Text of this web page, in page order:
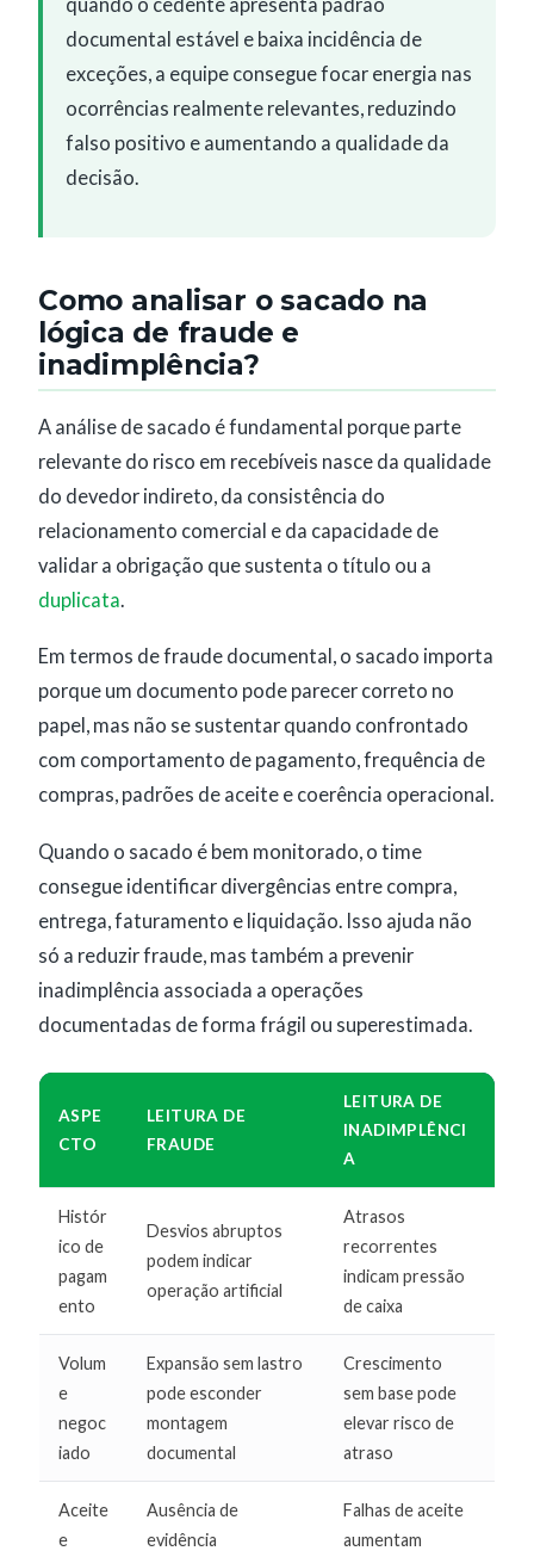
quando o cedente apresenta padrão
documental estável e baixa incidência de
exceções, a equipe consegue focar energia nas
ocorrências realmente relevantes, reduzindo
falso positivo e aumentando a qualidade da
decisão.
Como analisar o sacado na
lógica de fraude e
inadimplência?
A análise de sacado é fundamental porque parte
relevante do risco em recebíveis nasce da qualidade
do devedor indireto, da consistência do
relacionamento comercial e da capacidade de
validar a obrigação que sustenta o título ou a
duplicata.
Em termos de fraude documental, o sacado importa
porque um documento pode parecer correto no
papel, mas não se sustentar quando confrontado
com comportamento de pagamento, frequência de
compras, padrões de aceite e coerência operacional.
Quando o sacado é bem monitorado, o time
consegue identificar divergências entre compra,
entrega, faturamento e liquidação. Isso ajuda não
só a reduzir fraude, mas também a prevenir
inadimplência associada a operações
documentadas de forma frágil ou superestimada.
ASPE
CTO
LEITURA DE
FRAUDE
LEITURA DE
INADIMPLÊNCI
A
Histór
ico de
pagam
ento
Desvios abruptos
podem indicar
operação artificial
Atrasos
recorrentes
indicam pressão
de caixa
Volum
e
negoc
iado
Expansão sem lastro
pode esconder
montagem
documental
Crescimento
sem base pode
elevar risco de
atraso
Aceite
e
Ausência de
evidência
Falhas de aceite
aumentam